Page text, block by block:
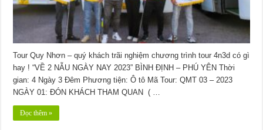
Tour Quy Nhơn – quý khách trãi nghiệm chương trình tour 4n3d có gì
hay ! “VỀ 2 NẪU NGÀY NAY 2023” BÌNH ĐỊNH – PHÚ YÊN Thời
gian: 4 Ngày 3 Đêm Phương tiện: Ô tô Mã Tour: QMT 03 – 2023
NGÀY 01: ĐÓN KHÁCH THAM QUAN ( …
Đọc thêm »